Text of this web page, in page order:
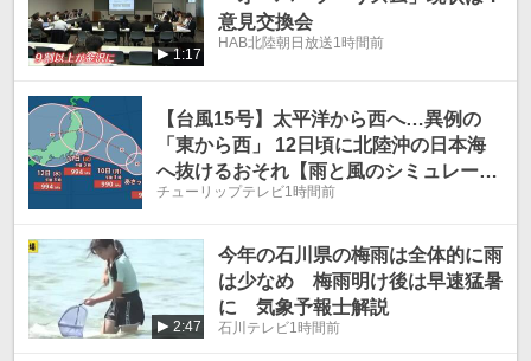
1:17
意見交換会
HAB北陸朝日放送1時間前
【台風15号】太平洋から西へ…異例の
「東から西」 12日頃に北陸沖の日本海
へ抜けるおそれ【雨と風のシミュレーシ
ョン】
チューリップテレビ1時間前
2:47
今年の石川県の梅雨は全体的に雨
は少なめ 梅雨明け後は早速猛暑
に 気象予報士解説
石川テレビ1時間前